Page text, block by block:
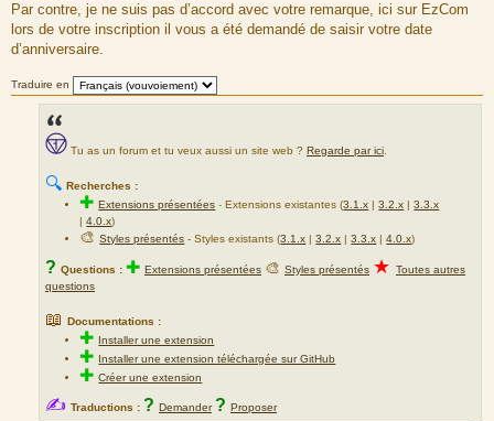
Par contre, je ne suis pas d’accord avec votre remarque, ici sur EzCom
lors de votre inscription il vous a été demandé de saisir votre date
d’anniversaire.
Traduire en
Tu as un forum et tu veux aussi un site web ? Regarde par ici.
🔍 Recherches :
✚Extensions présentées -Extensions existantes (3.1.x |3.2.x |3.3.x
|4.0.x)
🎨Styles présentés - Styles existants (3.1.x |3.2.x |3.3.x |4.0.x)
? Questions : ✚ Extensions présentées 🎨 Styles présentés ★ Toutes autres
questions
📖 Documentations :
✚ Installer une extension
✚ Installer une extension téléchargée sur GitHub
✚Créer une extension
✍ Traductions : ? Demander ? Proposer